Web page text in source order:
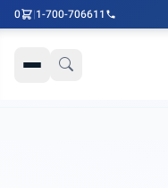
1-700-706611
|
0